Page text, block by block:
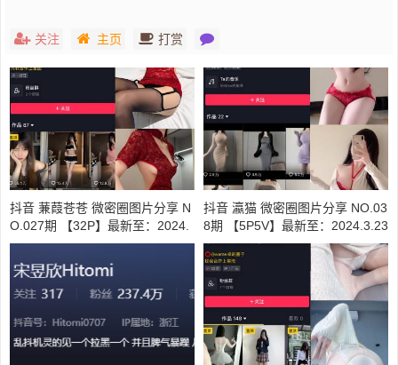
关注 主页 打赏
抖音 蒹葭苍苍 微密圈图片分享 N
O.027期 【32P】最新至：2024.
7.25
抖音 瀛猫 微密圈图片分享 NO.03
8期 【5P5V】最新至：2024.3.23